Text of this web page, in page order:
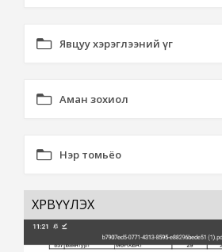
Явцуу хэрэглээний үг
Аман зохиол
Нэр томьёо
ХӨРВҮҮЛЭХ